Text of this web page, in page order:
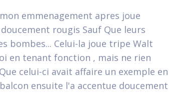
emmenagement apres joue
rougis Sauf Que leurs
bombes... Celui-la joue tripe Walt
en tenant fonction , mais ne rien
celui-ci avait affaire un exemple en
ensuite l'a accentue doucement